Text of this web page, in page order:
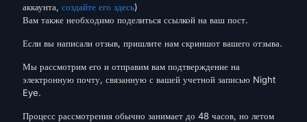
аккаунта, создайте его здесь)
Вам также необходимо поделиться ссылкой на ваш пост.
Если вы написали отзыв, пришлите нам скриншот вашего отзыва.
Мы рассмотрим его и отправим вам подтверждение на
электронную почту, связанную с вашей учетной записью Night
Eye.
Процесс рассмотрения обычно занимает до 48 часов, но летом